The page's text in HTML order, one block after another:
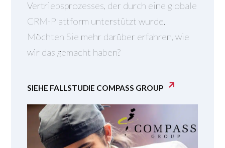
Vertriebsprozesses, der durch eine globale
CRM-Plattform unterstützt wurde.
Möchten Sie mehr darüber erfahren, wie
wir das gemacht haben?
SIEHE FALLSTUDIE COMPASS GROUP